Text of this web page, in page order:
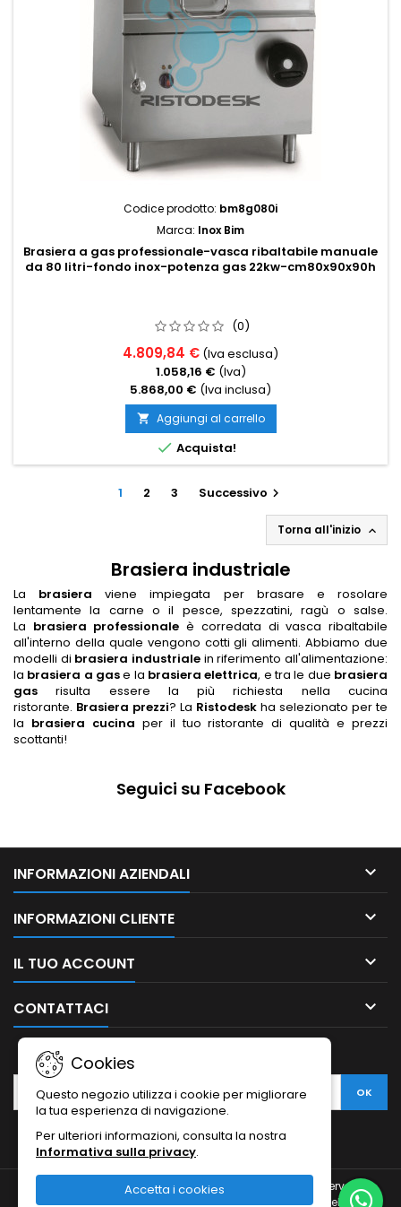
Codice prodotto: bm8g080i
Marca: Inox Bim
Brasiera a gas professionale-vasca ribaltabile manuale
da 80 litri-fondo inox-potenza gas 22kw-cm80x90x90h
(0)
4.809,84 € (Iva esclusa)
1.058,16 € (Iva)
5.868,00 € (Iva inclusa)
 Aggiungi al carrello
 Acquista!
1 2 3 Successivo 
Torna all'inizio 
Brasiera industriale
La brasiera viene impiegata per brasare e rosolare
lentamente la carne o il pesce, spezzatini, ragù o salse.
La brasiera professionale è corredata di vasca ribaltabile
all'interno della quale vengono cotti gli alimenti. Abbiamo due
modelli di brasiera industriale in riferimento all'alimentazione:
la brasiera a gase la brasiera elettrica, e tra le due brasiera
gas risulta essere la più richiesta nella cucina
ristorante. Brasiera prezzi? La Ristodesk ha selezionato per te
la brasiera cucina per il tuo ristorante di qualità e prezzi
scottanti!
Seguici su Facebook
INFORMAZIONI AZIENDALI 
INFORMAZIONI CLIENTE 
IL TUO ACCOUNT 
CONTATTACI 
Cookies
Questo negozio utilizza i cookie per migliorare
la tua esperienza di navigazione.
Per ulteriori informazioni, consulta la nostra
Informativa sulla privacy.
Accetta i cookies
© Copyright 2010-2026 Ristodesk : tutti i diritti sono riservati |
Ristodesk di Pasquale Di Carluccio | via Francesco Spinelli, 104 |